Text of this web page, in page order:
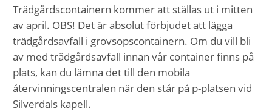
Trädgårdscontainern kommer att ställas ut i mitten
av april. OBS! Det är absolut förbjudet att lägga
trädgårdsavfall i grovsopscontainern. Om du vill bli
av med trädgårdsavfall innan vår container finns på
plats, kan du lämna det till den mobila
återvinningscentralen när den står på p-platsen vid
Silverdals kapell.